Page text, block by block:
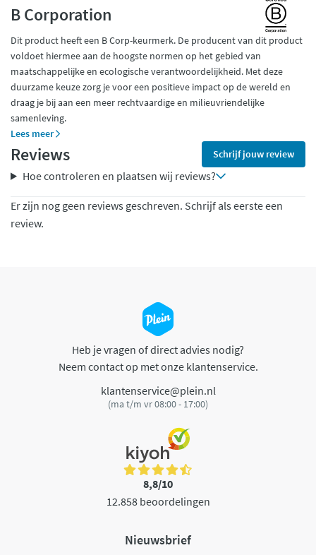
B Corporation
Dit product heeft een B Corp-keurmerk. De producent van dit product
voldoet hiermee aan de hoogste normen op het gebied van
maatschappelijke en ecologische verantwoordelijkheid. Met deze
duurzame keuze zorg je voor een positieve impact op de wereld en
draag je bij aan een meer rechtvaardige en milieuvriendelijke
samenleving.
Lees meer
Reviews Schrijf jouw review
Hoe controleren en plaatsen wij reviews?
Er zijn nog geen reviews geschreven. Schrijf als eerste een
review.
Heb je vragen of direct advies nodig?
Neem contact op met onze klantenservice.
klantenservice@plein.nl
(ma t/m vr 08:00 - 17:00)
8,8/10
12.858 beoordelingen
Nieuwsbrief